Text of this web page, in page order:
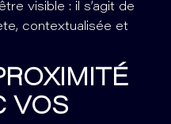
visible : il s’agit de
contextualisée et
VOS